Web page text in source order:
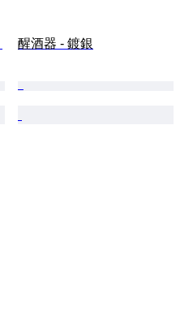
醒酒器 - 鍍銀